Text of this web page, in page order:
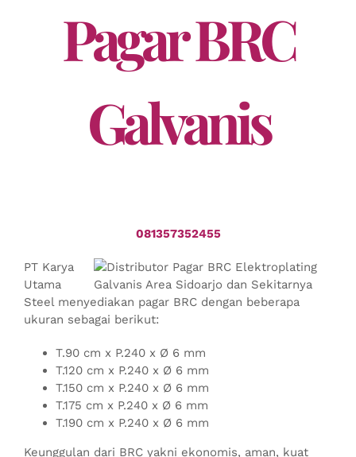
Pagar BRC
Galvanis
081357352455
PT Karya
Utama
Steel menyediakan pagar BRC dengan beberapa
ukuran sebagai berikut:
T.90 cm x P.240 x Ø 6 mm
T.120 cm x P.240 x Ø 6 mm
T.150 cm x P.240 x Ø 6 mm
T.175 cm x P.240 x Ø 6 mm
T.190 cm x P.240 x Ø 6 mm
Keunggulan dari BRC yakni ekonomis, aman, kuat